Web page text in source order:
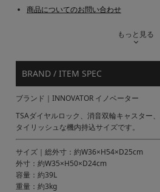
商品についてのお問い合わせ
もっと見る
BRAND / ITEM SPEC
ブランド｜INNOVATOR イノベーター
TSAダイヤルロック、消音双輪キャスター
タイリッシュな機内持込サイズです。
サイズ｜総外寸：約W36×H54×D25cm
外寸：約W35×H50×D24cm
容量：約39L
重量：約3kg